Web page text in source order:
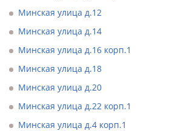
Минская улица д.12
Минская улица д.14
Минская улица д.16 корп.1
Минская улица д.18
Минская улица д.20
Минская улица д.22 корп.1
Минская улица д.4 корп.1